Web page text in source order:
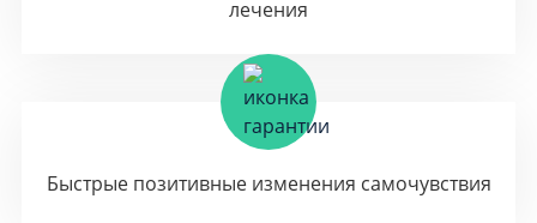
лечения
Быстрые позитивные изменения самочувствия